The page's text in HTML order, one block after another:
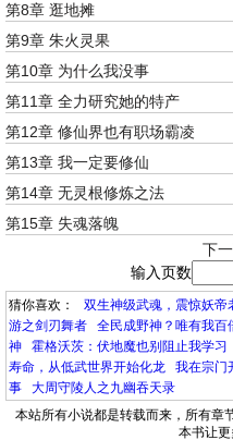
第8章 逛地摊
第9章 朱火灵果
第10章 为什么我没事
第11章 全力研究她的特产
第12章 修仙界也有职场霸凌
第13章 我一定要修仙
第14章 无灵根修炼之法
第15章 失魂落魄
下
输入页数
猜你喜欢： 双生神级武魂，震惊妖帝
游之剑刃舞者
全民成野神？唯有我百
神
霍格沃茨：伏地魔也别阻止我学习
寿命，从低武世界开始化龙
我在宗门
事
大周守陵人之九幽吞天录
本站所有小说都是转载而来，所有章
本书让更